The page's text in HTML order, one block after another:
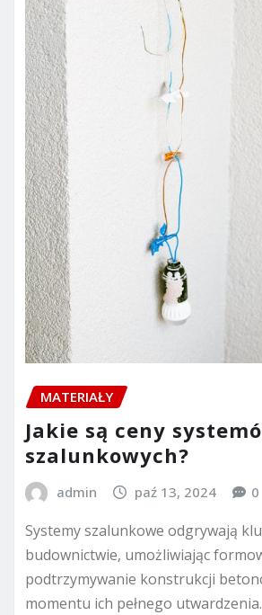
MATERIAŁY
Jakie są ceny
szalunkowych?
admin paź 13, 2024 0
Systemy szalunkowe odgrywają
budownictwie, umożliwiając
podtrzymywanie konstrukcji
momentu ich pełnego